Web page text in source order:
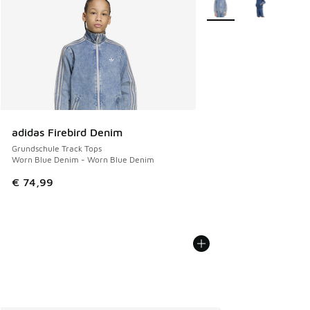
adidas Firebird Denim
Grundschule Track Tops
Worn Blue Denim - Worn Blue Denim
€ 74,99